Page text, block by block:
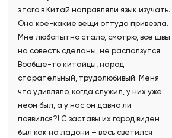
этого в Китай направляли язык изучать.
Она кое-какие вещи оттуда привезла.
Мне любопытно стало, смотрю, все швы
на совесть сделаны, не расползутся.
Вообще-то китайцы, народ
старательный, трудолюбивый. Меня
что удивляло, когда служил, у них уже
неон был, а у нас он давно ли
появился?! С заставы их город виден
был как на ладони – весь светился